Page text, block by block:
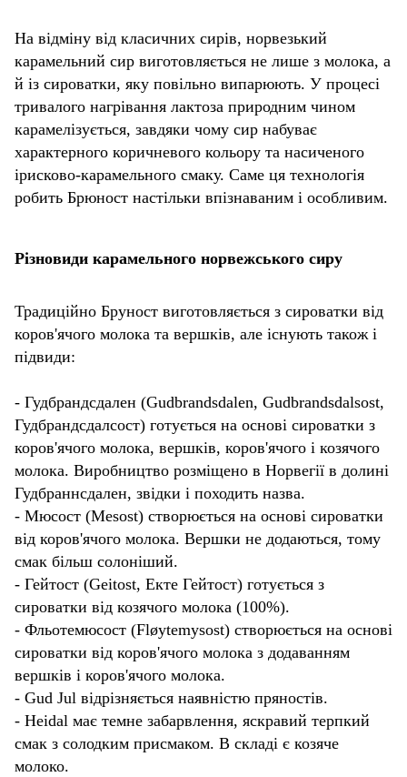
На відміну від класичних сирів, норвезький
карамельний сир виготовляється не лише з молока, а
й із сироватки, яку повільно випарюють. У процесі
тривалого нагрівання лактоза природним чином
карамелізується, завдяки чому сир набуває
характерного коричневого кольору та насиченого
ірисково-карамельного смаку. Саме ця технологія
робить Брюност настільки впізнаваним і особливим.
Різновиди карамельного норвежського сиру
Традиційно Бруност виготовляється з сироватки від
коров'ячого молока та вершків, але існують також і
підвиди:
- Гудбрандсдален (Gudbrandsdalen, Gudbrandsdalsost,
Гудбрандсдалсост) готується на основі сироватки з
коров'ячого молока, вершків, коров'ячого і козячого
молока. Виробництво розміщено в Норвегії в долині
Гудбраннсдален, звідки і походить назва.
- Мюсост (Mesost) створюється на основі сироватки
від коров'ячого молока. Вершки не додаються, тому
смак більш солоніший.
- Гейтост (Geitost, Екте Гейтост) готується з
сироватки від козячого молока (100%).
- Фльотемюсост (Fløytemysost) створюється на основі
сироватки від коров'ячого молока з додаванням
вершків і коров'ячого молока.
- Gud Jul відрізняється наявністю пряностів.
- Heidal має темне забарвлення, яскравий терпкий
смак з солодким присмаком. В складі є козяче
молоко.